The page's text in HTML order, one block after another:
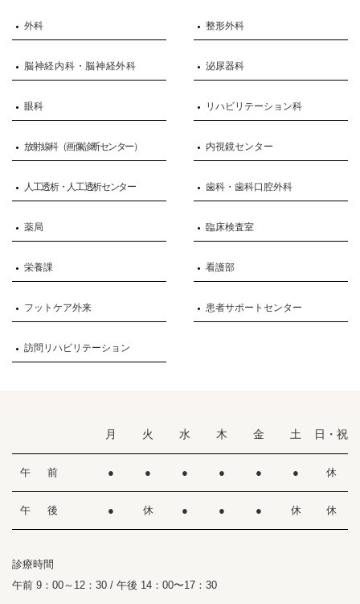
外科 整形外科
脳神経内科・脳神経外科 泌尿器科
眼科 リハビリテーション科
放射線科（画像診断センター） 内視鏡センター
人工透析・人工透析センター 歯科・歯科口腔外科
薬局 臨床検査室
栄養課 看護部
フットケア外来 患者サポートセンター
訪問リハビリテーション
月 火 水 木 金 土 日・祝
午 前 ● ● ● ● ● ● 休
午 後 ● 休 ● ● ● 休 休
診療時間
午前 9：00～12：30 / 午後 14：00〜17：30